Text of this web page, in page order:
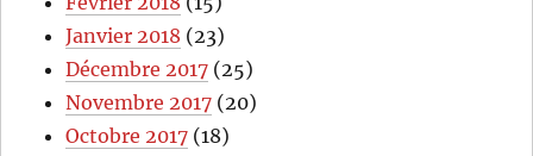
Janvier 2018 (23)
Décembre 2017 (25)
Novembre 2017 (20)
Octobre 2017 (18)